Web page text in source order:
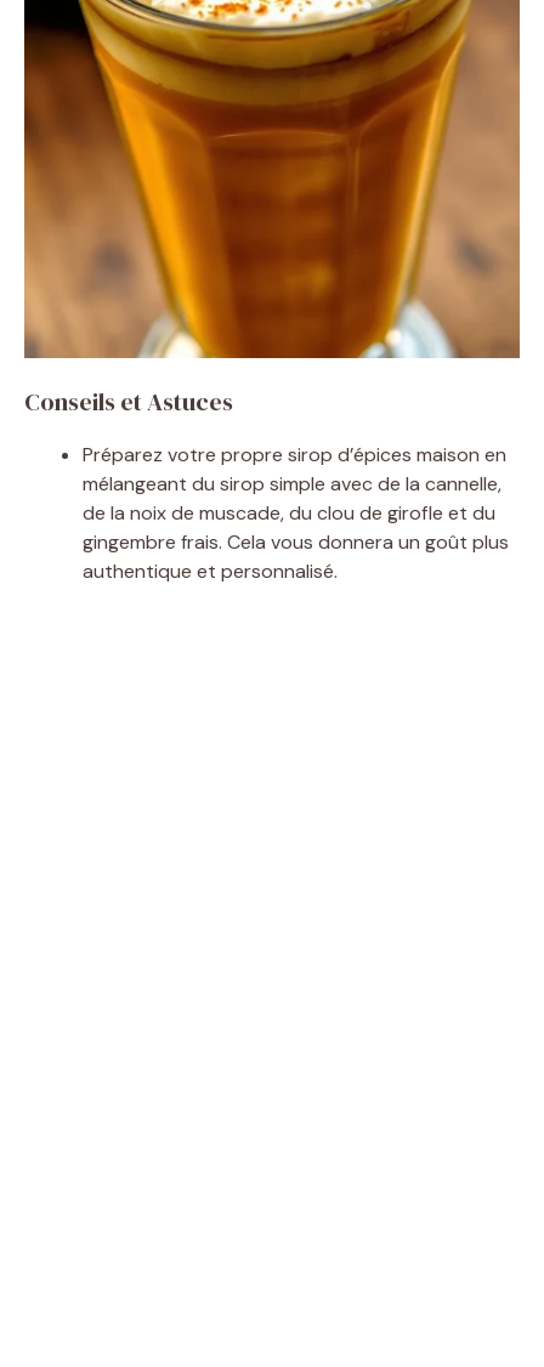
Conseils et Astuces
Préparez votre propre sirop d’épices maison en
mélangeant du sirop simple avec de la cannelle,
de la noix de muscade, du clou de girofle et du
gingembre frais. Cela vous donnera un goût plus
authentique et personnalisé.